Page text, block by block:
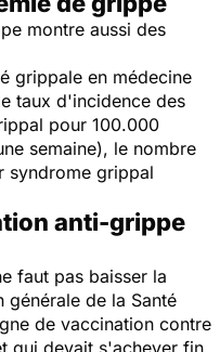
montre aussi des
grippale en médecine
taux d'incidence des
pour 100.000
semaine), le nombre
syndrome grippal
anti-grippe
faut pas baisser la
générale de la Santé
de vaccination contre
qui devait s'achever fin